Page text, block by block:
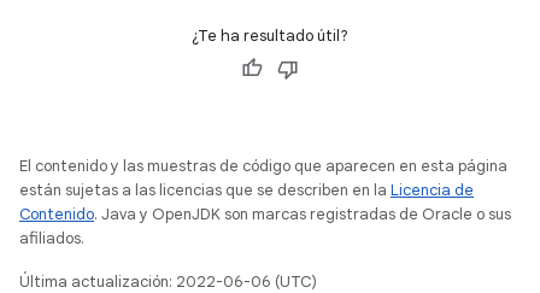
¿Te ha resultado útil?
El contenido y las muestras de código que aparecen en esta página
están sujetas a las licencias que se describen en la Licencia de
Contenido. Java y OpenJDK son marcas registradas de Oracle o sus
afiliados.
Última actualización: 2022-06-06 (UTC)